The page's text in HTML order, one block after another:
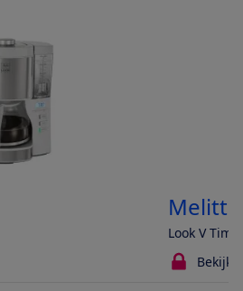
Melitta
Look V
Bekijk